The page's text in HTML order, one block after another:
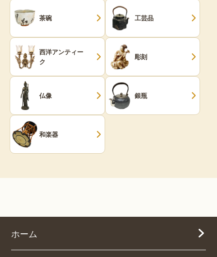
茶碗 工芸品
西洋アンティー
ク
彫刻
仏像 銀瓶
和楽器
ホーム